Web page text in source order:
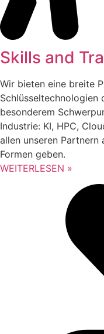
Skills and
Wir bieten eine breite
Schlüsseltechnologien
besonderem
Industrie: KI, HPC,
allen unseren
Formen geben.
WEITERLESEN »